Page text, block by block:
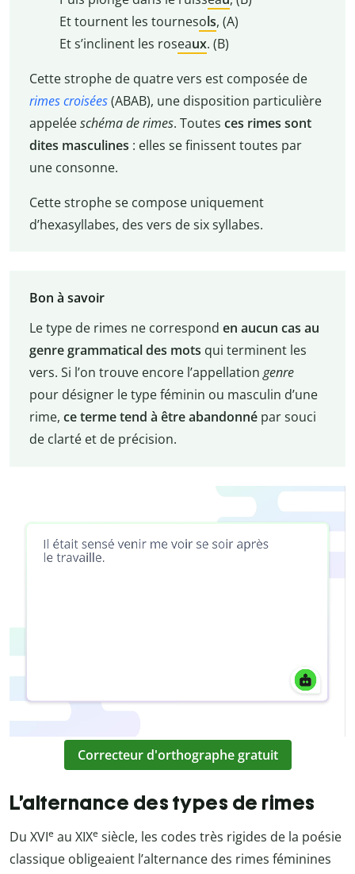
Et tournent les tournesols, (A)
Et s’inclinent les roseaux. (B)
Cette strophe de quatre vers est composée de
rimes croisées(ABAB), une disposition particulière
appeléeschéma de rimes. Toutes ces rimes sont
dites masculines : elles se finissent toutes par
une consonne.
Cette strophe se compose uniquement
d’hexasyllabes, des vers de six syllabes.
Bon à savoir
Le type de rimes ne correspond en aucun cas au
genre grammatical des mots qui terminent les
vers. Si l’on trouve encore l’appellation genre
pour désigner le type féminin ou masculin d’une
rime, ce terme tend à être abandonnépar souci
de clarté et de précision.
Correcteur d'orthographe gratuit
L’alternance des types de rimes
Du XVIe au XIXe siècle, les codes très rigides de la poésie
classique obligeaient l’alternance des rimes féminines